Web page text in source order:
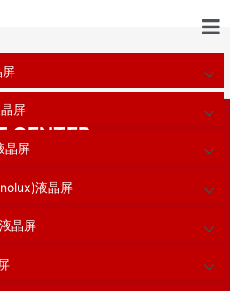
新闻中
面板选
经典案
工业液晶屏 9.7寸电容触摸屏
CENTER
屏
晶屏
液晶屏
晶屏